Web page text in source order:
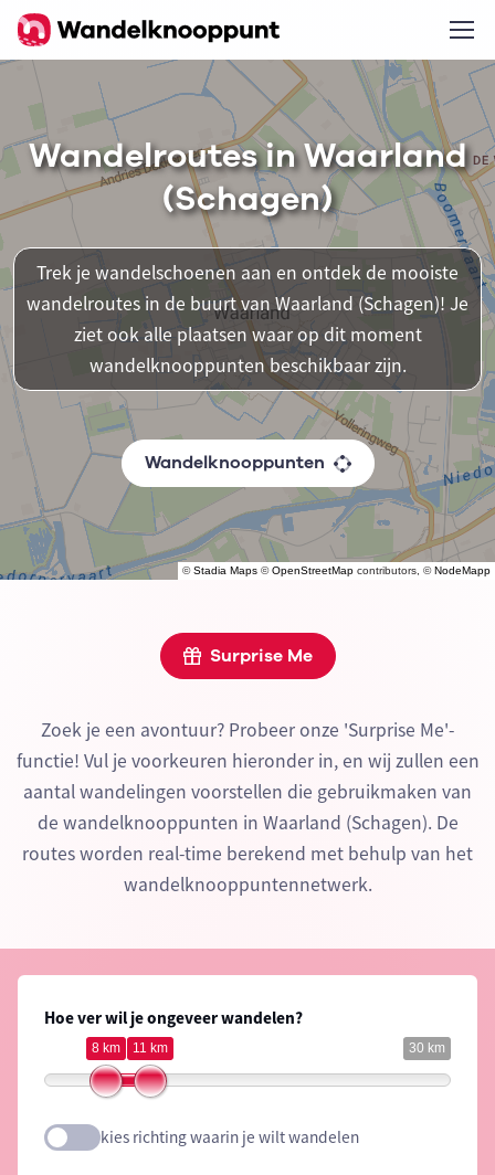
©Stadia Maps ©OpenStreetMap contributors, ©NodeMapp
Wandelroutes in Waarland
(Schagen)
Trek je wandelschoenen aan en ontdek de mooiste
wandelroutes in de buurt van Waarland (Schagen)! Je
ziet ook alle plaatsen waar op dit moment
wandelknooppunten beschikbaar zijn.
Wandelknooppunten
Surprise Me
Zoek je een avontuur? Probeer onze 'Surprise Me'-
functie! Vul je voorkeuren hieronder in, en wij zullen een
aantal wandelingen voorstellen die gebruikmaken van
de wandelknooppunten in Waarland (Schagen). De
routes worden real-time berekend met behulp van het
wandelknooppuntennetwerk.
Hoe ver wil je ongeveer wandelen?
30 km
8 km 11 km
kies richting waarin je wilt wandelen